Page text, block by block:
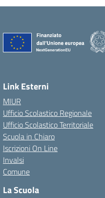
Link Esterni
MIUR
Ufficio Scolastico Regionale
Ufficio Scolastico Territoriale
Scuola in Chiaro
Iscrizioni On Line
Invalsi
Comune
La Scuola